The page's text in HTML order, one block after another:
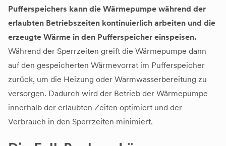
Pufferspeichers kann die Wärmepumpe während der
erlaubten Betriebszeiten kontinuierlich arbeiten und die
erzeugte Wärme in den Pufferspeicher einspeisen.
Während der Sperrzeiten greift die Wärmepumpe dann
auf den gespeicherten Wärmevorrat im Pufferspeicher
zurück, um die Heizung oder Warmwasserbereitung zu
versorgen. Dadurch wird der Betrieb der Wärmepumpe
innerhalb der erlaubten Zeiten optimiert und der
Verbrauch in den Sperrzeiten minimiert.